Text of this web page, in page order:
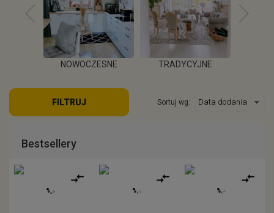
WIĘCEJ
NOWOCZESNE TRADYCYJNE
FILTRUJ Sortuj wg:
Bestsellery